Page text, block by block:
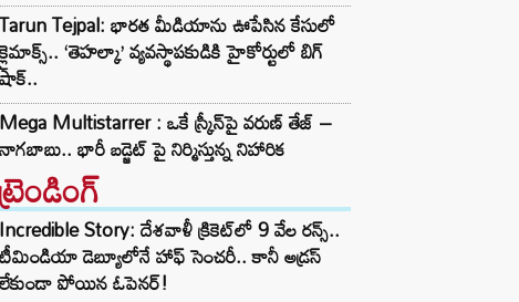
Tarun Tejpal: భారత మీడియాను ఊపేసిన కేసులో
క్లైమాక్స్.. ‘తెహల్కా’ వ్యవస్థాపకుడికి హైకోర్టులో బిగ్
షాక్..
Mega Multistarrer : ఒకే స్క్రీన్‌పై వరుణ్ తేజ్ –
నాగబాబు.. భారీ బడ్జెట్ పై నిర్మిస్తున్న నిహారిక
ట్రెండింగ్‌
Incredible Story: దేశవాళీ క్రికెట్‌లో 9 వేల రన్స్..
టీమిండియా డెబ్యూలోనే హాఫ్ సెంచరీ.. కానీ అడ్రస్
లేకుండా పోయిన ఓపెనర్!